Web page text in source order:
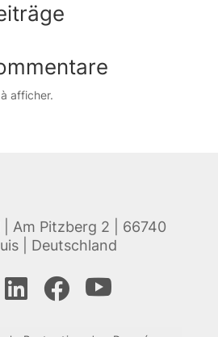
afficher.
| Am Pitzberg 2 | 66740
| Deutschland
  